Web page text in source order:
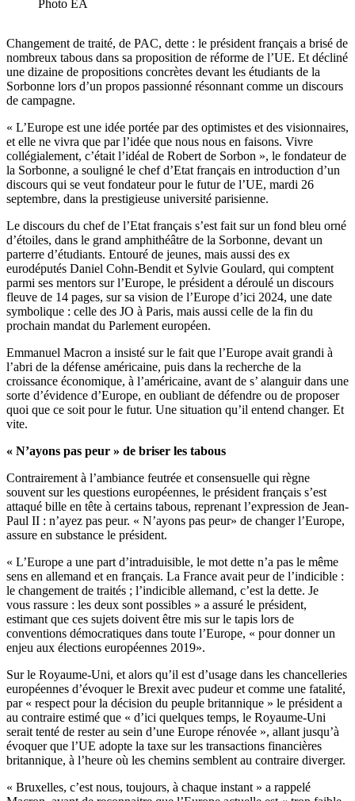
Photo EA
Changement de traité, de PAC, dette : le président français a brisé de
nombreux tabous dans sa proposition de réforme de l’UE. Et décliné
une dizaine de propositions concrètes devant les étudiants de la
Sorbonne lors d’un propos passionné résonnant comme un discours
de campagne.
« L’Europe est une idée portée par des optimistes et des visionnaires,
et elle ne vivra que par l’idée que nous nous en faisons. Vivre
collégialement, c’était l’idéal de Robert de Sorbon », le fondateur de
la Sorbonne, a souligné le chef d’Etat français en introduction d’un
discours qui se veut fondateur pour le futur de l’UE, mardi 26
septembre, dans la prestigieuse université parisienne.
Le discours du chef de l’Etat français s’est fait sur un fond bleu orné
d’étoiles, dans le grand amphithéâtre de la Sorbonne, devant un
parterre d’étudiants. Entouré de jeunes, mais aussi des ex
eurodéputés Daniel Cohn-Bendit et Sylvie Goulard, qui comptent
parmi ses mentors sur l’Europe, le président a déroulé un discours
fleuve de 14 pages, sur sa vision de l’Europe d’ici 2024, une date
symbolique : celle des JO à Paris, mais aussi celle de la fin du
prochain mandat du Parlement européen.
Emmanuel Macron a insisté sur le fait que l’Europe avait grandi à
l’abri de la défense américaine, puis dans la recherche de la
croissance économique, à l’américaine, avant de s’ alanguir dans une
sorte d’évidence d’Europe, en oubliant de défendre ou de proposer
quoi que ce soit pour le futur. Une situation qu’il entend changer. Et
vite.
« N’ayons pas peur » de briser les tabous
Contrairement à l’ambiance feutrée et consensuelle qui règne
souvent sur les questions européennes, le président français s’est
attaqué bille en tête à certains tabous, reprenant l’expression de Jean-
Paul II : n’ayez pas peur. « N’ayons pas peur» de changer l’Europe,
assure en substance le président.
« L’Europe a une part d’intraduisible, le mot dette n’a pas le même
sens en allemand et en français. La France avait peur de l’indicible :
le changement de traités ; l’indicible allemand, c’est la dette. Je
vous rassure : les deux sont possibles » a assuré le président,
estimant que ces sujets doivent être mis sur le tapis lors de
conventions démocratiques dans toute l’Europe, « pour donner un
enjeu aux élections européennes 2019».
Sur le Royaume-Uni, et alors qu’il est d’usage dans les chancelleries
européennes d’évoquer le Brexit avec pudeur et comme une fatalité,
par « respect pour la décision du peuple britannique » le président a
au contraire estimé que « d’ici quelques temps, le Royaume-Uni
serait tenté de rester au sein d’une Europe rénovée », allant jusqu’à
évoquer que l’UE adopte la taxe sur les transactions financières
britannique, à l’heure où les chemins semblent au contraire diverger.
« Bruxelles, c’est nous, toujours, à chaque instant » a rappelé